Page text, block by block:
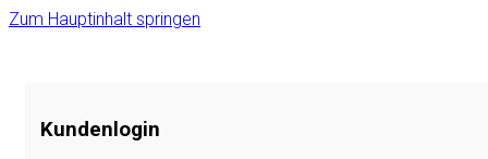
Zum Hauptinhalt springen
Kundenlogin